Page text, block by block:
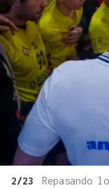
2/23
Repasando